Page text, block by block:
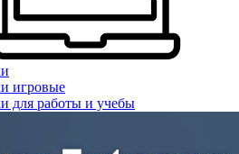
игровые
для работы и учебы